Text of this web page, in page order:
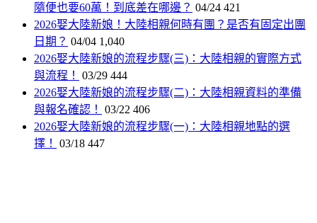
隨便也要60萬！到底差在哪邊？ 04/24 421
2026娶大陸新娘！大陸相親何時有團？是否有固定出團
日期？ 04/04 1,040
2026娶大陸新娘的流程步驟(三)：大陸相親的實際方式
與流程！
03/29 444
2026娶大陸新娘的流程步驟(二)：大陸相親資料的準備
與報名確認！
03/22 406
2026娶大陸新娘的流程步驟(一)：大陸相親地點的選
擇！
03/18 447